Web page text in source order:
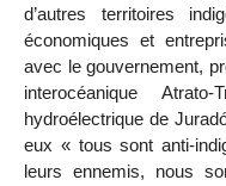
d’autres territoires
économiques et
avec le gouvernement,
interocéanique
hydroélectrique de
eux « tous sont anti-
leurs ennemis, nous